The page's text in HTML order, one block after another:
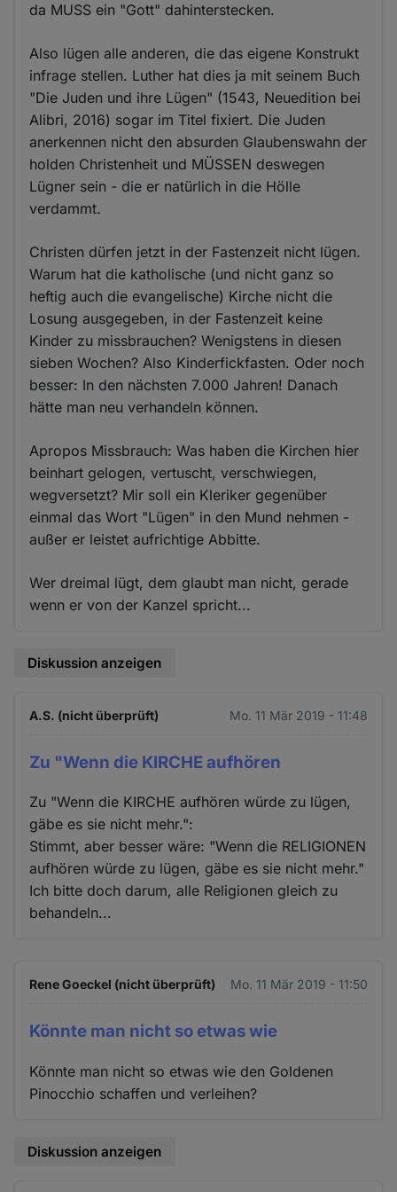
da MUSS ein "Gott" dahinterstecken.
Also lügen alle anderen, die das eigene Konstrukt
infrage stellen. Luther hat dies ja mit seinem Buch
"Die Juden und ihre Lügen" (1543, Neuedition bei
Alibri, 2016) sogar im Titel fixiert. Die Juden
anerkennen nicht den absurden Glaubenswahn der
holden Christenheit und MÜSSEN deswegen
Lügner sein - die er natürlich in die Hölle
verdammt.
Christen dürfen jetzt in der Fastenzeit nicht lügen.
Warum hat die katholische (und nicht ganz so
heftig auch die evangelische) Kirche nicht die
Losung ausgegeben, in der Fastenzeit keine
Kinder zu missbrauchen? Wenigstens in diesen
sieben Wochen? Also Kinderfickfasten. Oder noch
besser: In den nächsten 7.000 Jahren! Danach
hätte man neu verhandeln können.
Apropos Missbrauch: Was haben die Kirchen hier
beinhart gelogen, vertuscht, verschwiegen,
wegversetzt? Mir soll ein Kleriker gegenüber
einmal das Wort "Lügen" in den Mund nehmen -
außer er leistet aufrichtige Abbitte.
Wer dreimal lügt, dem glaubt man nicht, gerade
wenn er von der Kanzel spricht...
Diskussion anzeigen
A.S. (nicht überprüft) Mo. 11 Mär 2019 - 11:48
Zu "Wenn die KIRCHE aufhören
Zu "Wenn die KIRCHE aufhören würde zu lügen,
gäbe es sie nicht mehr.":
Stimmt, aber besser wäre: "Wenn die RELIGIONEN
aufhören würde zu lügen, gäbe es sie nicht mehr."
Ich bitte doch darum, alle Religionen gleich zu
behandeln...
Rene Goeckel (nicht überprüft) Mo. 11 Mär 2019 - 11:50
Könnte man nicht so etwas wie
Könnte man nicht so etwas wie den Goldenen
Pinocchio schaffen und verleihen?
Diskussion anzeigen